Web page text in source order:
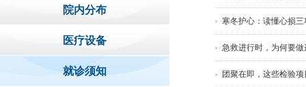
院内分布
医疗设备
就诊须知
寒冬护心：读懂心损
急救进行时，为何要
团聚在即，这些检验